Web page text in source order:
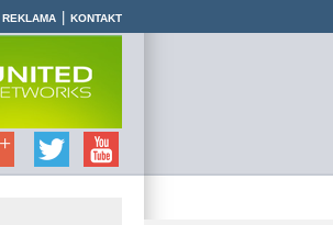
REKLAMA KONTAKT